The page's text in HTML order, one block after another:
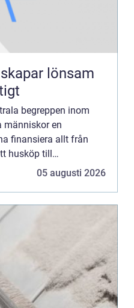
lönsam
begreppen inom
människor en
finansiera allt från
husköp till
05 augusti 2026